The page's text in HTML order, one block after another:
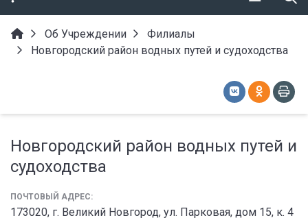
Об Учреждении
Филиалы
Новгородский район водных путей и судоходства
Новгородский район водных путей и
судоходства
ПОЧТОВЫЙ АДРЕС:
173020, г. Великий Новгород, ул. Парковая, дом 15, к. 4